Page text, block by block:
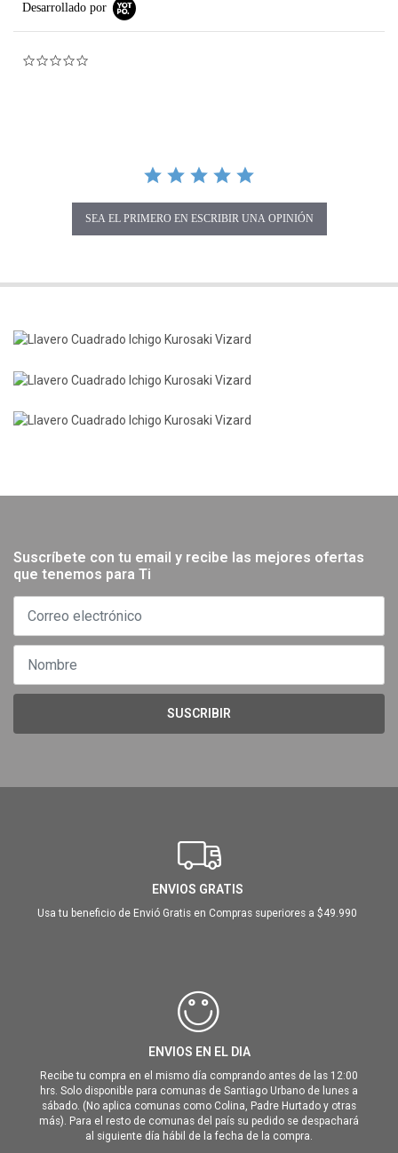
Desarrollado por
SEA EL PRIMERO EN ESCRIBIR UNA OPINIÓN
Suscríbete con tu email y recibe las mejores ofertas
que tenemos para Ti
SUSCRIBIR
ENVIOS GRATIS
Usa tu beneficio de Envió Gratis en Compras superiores a $49.990
ENVIOS EN EL DIA
Recibe tu compra en el mismo día comprando antes de las 12:00
hrs. Solo disponible para comunas de Santiago Urbano de lunes a
sábado. (No aplica comunas como Colina, Padre Hurtado y otras
más). Para el resto de comunas del país su pedido se despachará
al siguiente día hábil de la fecha de la compra.